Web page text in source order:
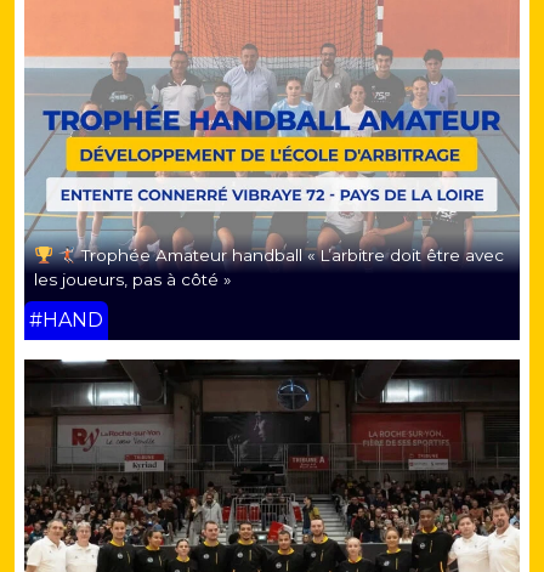
Trophée Amateur handball « L’arbitre doit être avec
les joueurs, pas à côté »
#HAND